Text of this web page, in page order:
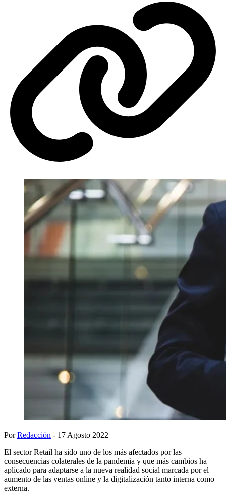
PorRedacción - 17 Agosto 2022
El sector Retail ha sido uno de los más afectados por las
consecuencias colaterales de la pandemia y que más cambios ha
aplicado para adaptarse a la nueva realidad social marcada por el
aumento de las ventas online y la digitalización tanto interna como
externa.